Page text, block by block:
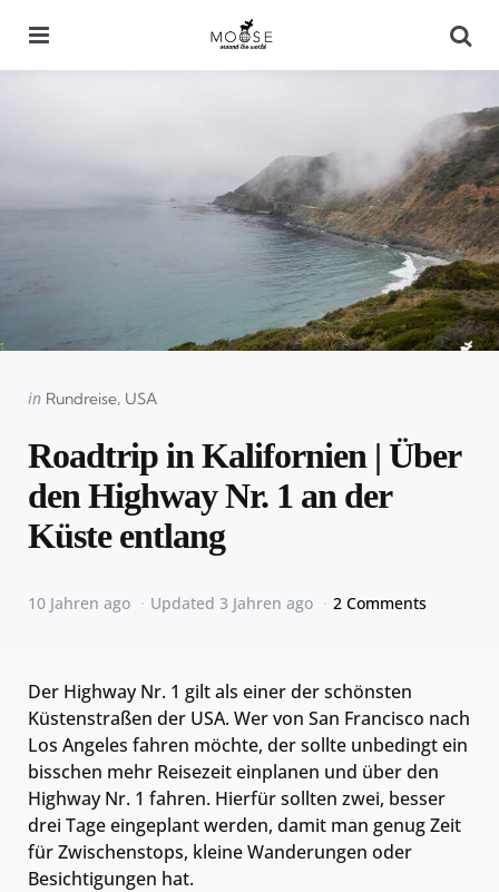
Categories
Posted
in Rundreise USA
Roadtrip in Kalifornien | Über
den Highway Nr. 1 an der
Küste entlang
10 Jahren ago Updated 3 Jahren ago 2 Comments
Der Highway Nr. 1 gilt als einer der schönsten
Küstenstraßen der USA. Wer von San Francisco nach
Los Angeles fahren möchte, der sollte unbedingt ein
bisschen mehr Reisezeit einplanen und über den
Highway Nr. 1 fahren. Hierfür sollten zwei, besser
drei Tage eingeplant werden, damit man genug Zeit
für Zwischenstops, kleine Wanderungen oder
Besichtigungen hat.